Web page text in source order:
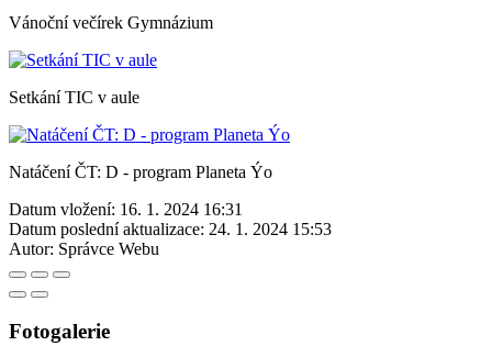
Vánoční večírek Gymnázium
Setkání TIC v aule
Natáčení ČT: D - program Planeta Ýo
Datum vložení: 16. 1. 2024 16:31
Datum poslední aktualizace: 24. 1. 2024 15:53
Autor: Správce Webu
Fotogalerie